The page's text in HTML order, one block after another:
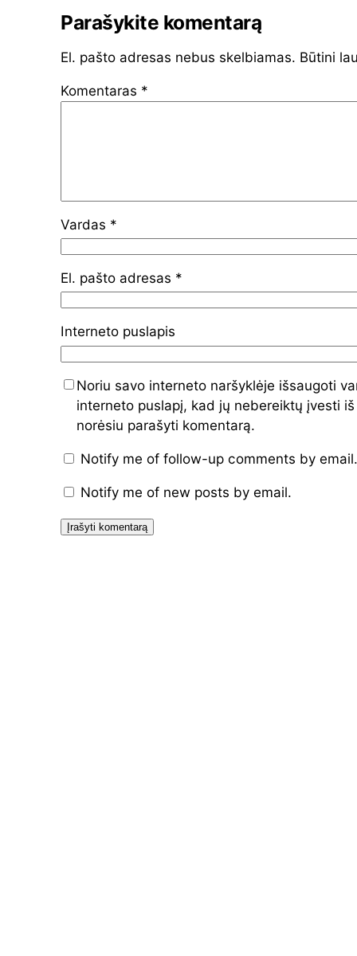
Parašykite komentarą
El. pašto adresas nebus skelbiamas. Būtini
Komentaras *
Vardas *
El. pašto adresas *
Interneto puslapis
Noriu savo interneto naršyklėje išsaugoti
interneto puslapį, kad jų nebereiktų įvesti
norėsiu parašyti komentarą.
Notify me of follow-up comments by email.
Notify me of new posts by email.